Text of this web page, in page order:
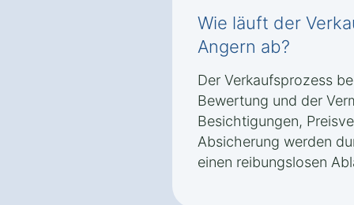
Wie läuft der
Angern ab?
Der Verkaufsprozess
Bewertung und der
Besichtigungen,
Absicherung werden
einen reibungslosen